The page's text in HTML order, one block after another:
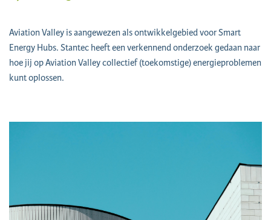
Aviation Valley is aangewezen als ontwikkelgebied voor Smart
Energy Hubs. Stantec heeft een verkennend onderzoek gedaan naar
hoe jij op Aviation Valley collectief (toekomstige) energieproblemen
kunt oplossen.